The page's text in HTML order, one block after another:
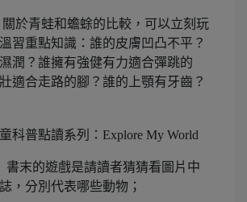
關於青蛙和蟾蜍的比較，可以立刻玩
習重點知識：誰的皮膚凹凸不平？
潤？誰擁有強健有力適合彈跳的
適合走路的腳？誰的上顎有牙齒？
書末的遊戲是請讀者猜猜看圖片中
，分別代表哪些動物；